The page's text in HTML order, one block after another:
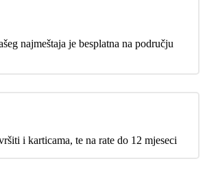
najmeštaja je besplatna na području
i karticama, te na rate do 12 mjeseci